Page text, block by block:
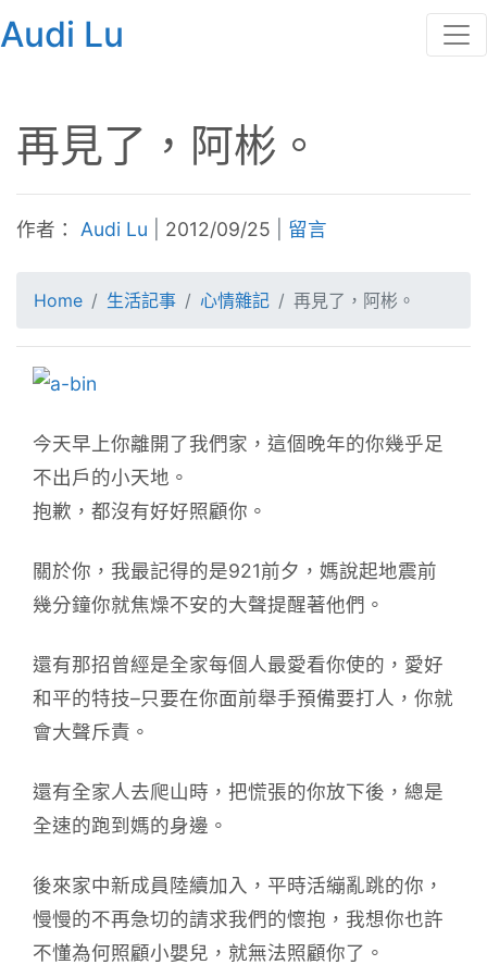
Audi Lu
再見了，阿彬。
作者： Audi Lu 2012/09/25 留言
Home 生活記事 心情雜記 再見了，阿彬。
今天早上你離開了我們家，這個晚年的你幾乎足
不出戶的小天地。
抱歉，都沒有好好照顧你。
關於你，我最記得的是921前夕，媽說起地震前
幾分鐘你就焦燥不安的大聲提醒著他們。
還有那招曾經是全家每個人最愛看你使的，愛好
和平的特技–只要在你面前舉手預備要打人，你就
會大聲斥責。
還有全家人去爬山時，把慌張的你放下後，總是
全速的跑到媽的身邊。
後來家中新成員陸續加入，平時活繃亂跳的你，
慢慢的不再急切的請求我們的懷抱，我想你也許
不懂為何照顧小嬰兒，就無法照顧你了。